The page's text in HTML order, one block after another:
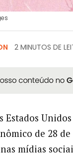
2 MINUTOS DE
Estados
de 28
mídias